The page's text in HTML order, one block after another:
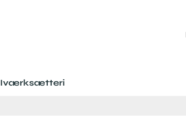
Iværksætteri